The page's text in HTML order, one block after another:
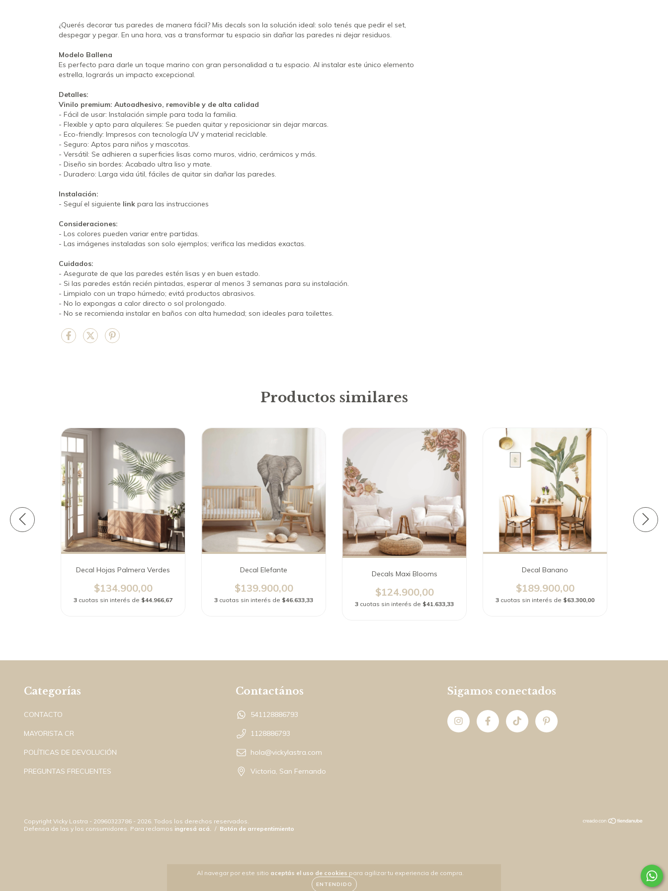
Al navegar por este sitio aceptás el uso de cookies para agilizar tu experiencia de compra.
ENTENDIDO
¿Querés decorar tus paredes de manera fácil? Mis decals son la solución ideal: solo tenés que pedir el set,
despegar y pegar. En una hora, vas a transformar tu espacio sin dañar las paredes ni dejar residuos.
Modelo Ballena
Es perfecto para darle un toque marino con gran personalidad a tu espacio. Al instalar este único elemento
estrella, lograrás un impacto excepcional.
Detalles:
Vinilo premium: Autoadhesivo, removible y de alta calidad
- Fácil de usar: Instalación simple para toda la familia.
- Flexible y apto para alquileres: Se pueden quitar y reposicionar sin dejar marcas.
- Eco-friendly: Impresos con tecnología UV y material reciclable.
- Seguro: Aptos para niños y mascotas.
- Versátil: Se adhieren a superficies lisas como muros, vidrio, cerámicos y más.
- Diseño sin bordes: Acabado ultra liso y mate.
- Duradero: Larga vida útil, fáciles de quitar sin dañar las paredes.
Instalación:
- Seguí el siguiente link para las instrucciones
Consideraciones:
- Los colores pueden variar entre partidas.
- Las imágenes instaladas son solo ejemplos; verifica las medidas exactas.
Cuidados:
- Asegurate de que las paredes estén lisas y en buen estado.
- Si las paredes están recién pintadas, esperar al menos 3 semanas para su instalación.
- Limpialo con un trapo húmedo; evitá productos abrasivos.
- No lo expongas a calor directo o sol prolongado.
- No se recomienda instalar en baños con alta humedad; son ideales para toilettes.
Productos similares
Decal Hojas Palmera Verdes
$134.900,00
3 cuotas sin interés de $44.966,67
Decal Elefante
$139.900,00
3 cuotas sin interés de $46.633,33
Decals Maxi Blooms
$124.900,00
3 cuotas sin interés de $41.633,33
Decal Banano
$189.900,00
3 cuotas sin interés de $63.300,00
Categorías
CONTACTO
MAYORISTA CR
POLÍTICAS DE DEVOLUCIÓN
PREGUNTAS FRECUENTES
Contactános
541128886793
1128886793
hola@vickylastra.com
Victoria, San Fernando
Sigamos conectados
Copyright Vicky Lastra - 20960323786 - 2026. Todos los derechos reservados.
Defensa de las y los consumidores. Para reclamos ingresá acá. / Botón de arrepentimiento